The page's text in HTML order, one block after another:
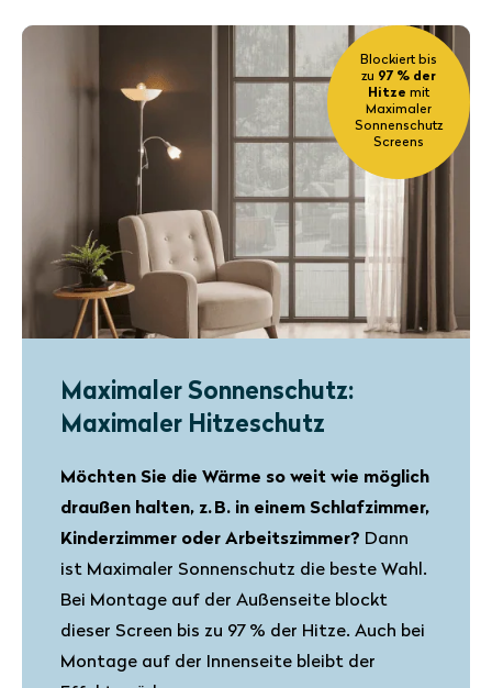
Blockiert bis
zu 97 % der
Hitze mit
Maximaler
Sonnenschutz
Screens
Maximaler Sonnenschutz:
Maximaler Hitzeschutz
Möchten Sie die Wärme so weit wie möglich
draußen halten, z. B. in einem Schlafzimmer,
Kinderzimmer oder Arbeitszimmer? Dann
ist Maximaler Sonnenschutz die beste Wahl.
Bei Montage auf der Außenseite blockt
dieser Screen bis zu 97 % der Hitze. Auch bei
Montage auf der Innenseite bleibt der